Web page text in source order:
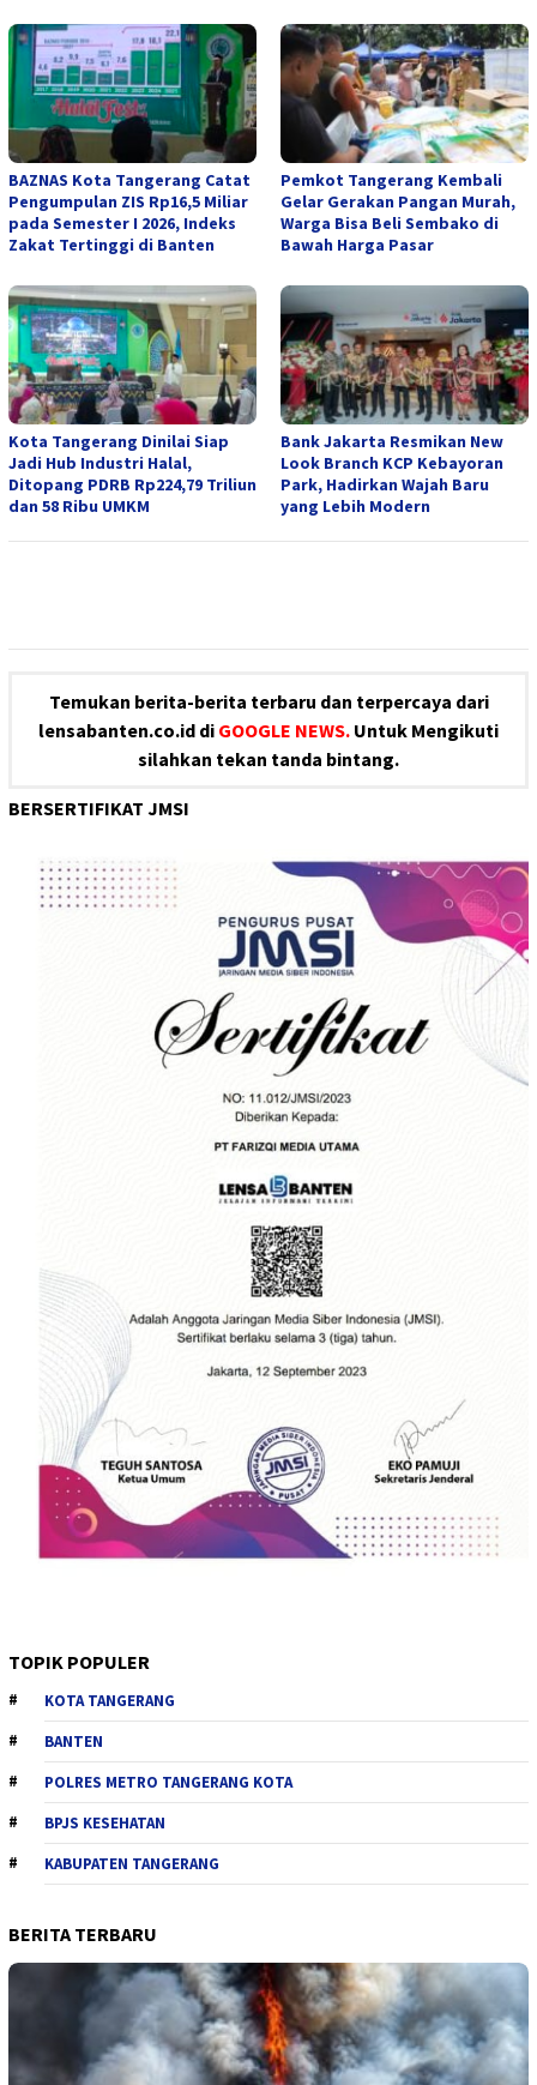
BAZNAS Kota Tangerang Catat
Pengumpulan ZIS Rp16,5 Miliar
pada Semester I 2026, Indeks
Zakat Tertinggi di Banten
Pemkot Tangerang Kembali
Gelar Gerakan Pangan Murah,
Warga Bisa Beli Sembako di
Bawah Harga Pasar
Kota Tangerang Dinilai Siap
Jadi Hub Industri Halal,
Ditopang PDRB Rp224,79 Triliun
dan 58 Ribu UMKM
Bank Jakarta Resmikan New
Look Branch KCP Kebayoran
Park, Hadirkan Wajah Baru
yang Lebih Modern
Temukan berita-berita terbaru dan terpercaya dari
lensabanten.co.id di GOOGLE NEWS. Untuk Mengikuti
silahkan tekan tanda bintang.
BERSERTIFIKAT JMSI
TOPIK POPULER
KOTA TANGERANG
BANTEN
POLRES METRO TANGERANG KOTA
BPJS KESEHATAN
KABUPATEN TANGERANG
BERITA TERBARU